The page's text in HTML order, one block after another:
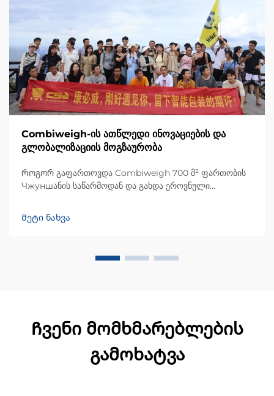
Combiweigh-ის ათწლედი ინოვაციების და
გლობალიზაციის მოგზაურობა
Როგორ გაფართოვდა Combiweigh 700 მ² ფართობის
Чжуншანის საწარმოდან და გახდა ეროვნული
60-ზე მეტი ქვეყნის მომხმარებლებს. გაეცანით მათი
ინტელექტუალურად მოწყობილ საწონო ამონახსნებს —
Მეტი ნახვა
Ჩვენი მომხმარებლების
გამოხატვა